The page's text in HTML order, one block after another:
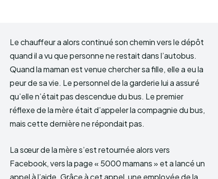
Le chauffeur a alors continué son chemin vers le dépôt
quand il a vu que personne ne restait dans l’autobus.
Quand la maman est venue chercher sa fille, elle a eu la
peur de sa vie. Le personnel de la garderie lui a assuré
qu’elle n’était pas descendue du bus. Le premier
réflexe de la mère était d’appeler la compagnie du bus,
mais cette dernière ne répondait pas.
La sœur de la mère s’est retournée alors vers
Facebook, vers la page « 5000 mamans » et a lancé un
appel à l’aide. Grâce à cet appel, une employée de la